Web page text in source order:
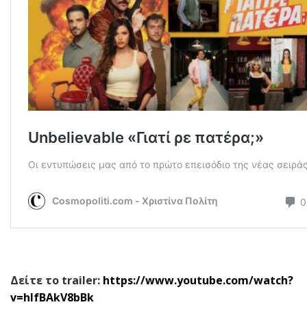
Δείτε το trailer: https://www.youtube.com/watch?
v=hlfBAkV8bBk